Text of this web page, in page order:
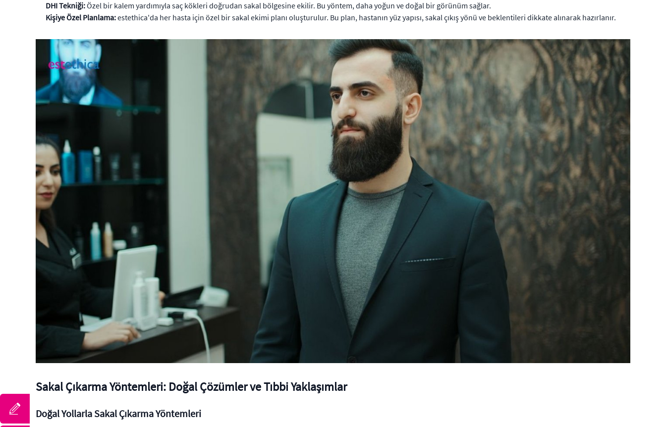
DHI Tekniği:Özel bir kalem yardımıyla saç kökleri doğrudan sakal bölgesine ekilir. Bu yöntem, daha yoğun ve doğal bir görünüm sağlar.
Kişiye Özel Planlama:estethica'da her hasta için özel bir sakal ekimi planı oluşturulur. Bu plan, hastanın yüz yapısı, sakal çıkış yönü ve beklentileri dikkate alınarak hazırlanır.
Sakal Çıkarma Yöntemleri: Doğal Çözümler ve Tıbbi Yaklaşımlar
Doğal Yollarla Sakal Çıkarma Yöntemleri